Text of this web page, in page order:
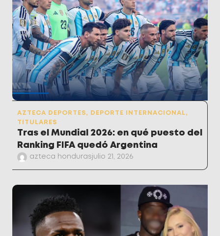
AZTECA DEPORTES, DEPORTE INTERNACIONAL,
TITULARES
Tras el Mundial 2026: en qué puesto del
Ranking FIFA quedó Argentina
azteca honduras julio 21, 2026